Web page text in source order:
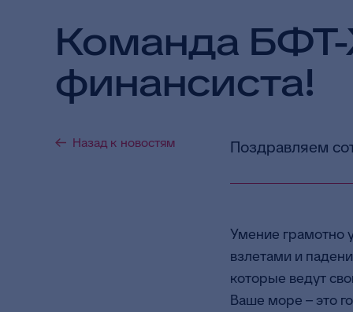
Команда БФТ-
финансиста!
Назад к новостям Поздравляем
Умение грамотно
взлетами и
которые ведут
Ваше море – это